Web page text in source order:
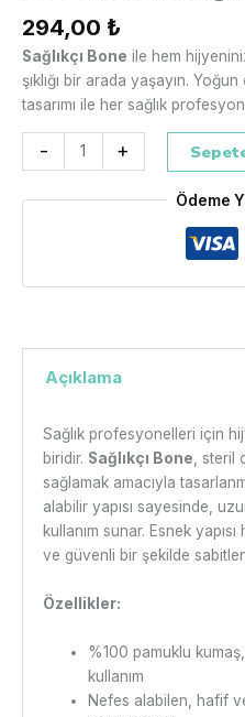
294,00 ₺
Sağlıkçı Bone ile hem
şıklığı bir arada yaşayın.
tasarımı ile her sağlık
- +
Ödeme
Açıklama
Sağlık profesyonelleri için
biridir. Sağlıkçı Bone ,
sağlamak amacıyla
alabilir yapısı sayesinde,
kullanım sunar. Esnek
ve güvenli bir şekilde
Özellikler:
%100 pamuklu
kullanım
Nefes alabilen, hafif